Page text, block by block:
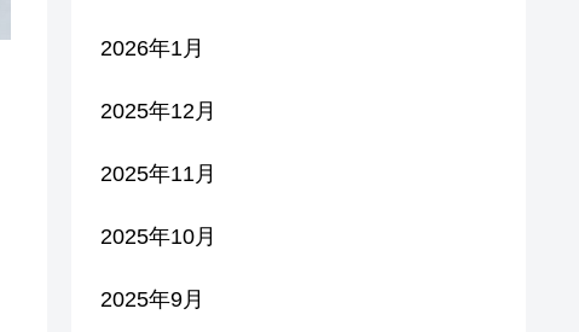
2026年1月
2025年12月
2025年11月
2025年10月
2025年9月